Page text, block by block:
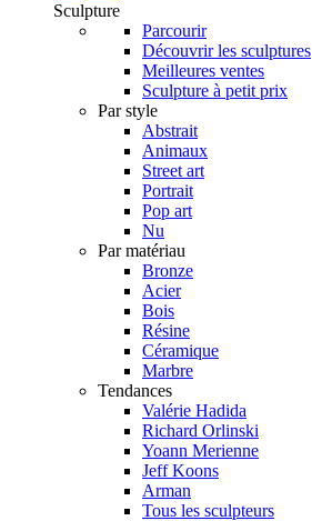
Sculpture
Parcourir
Découvrir les sculptures
Meilleures ventes
Sculpture à petit prix
Par style
Abstrait
Animaux
Street art
Portrait
Pop art
Nu
Par matériau
Bronze
Acier
Bois
Résine
Céramique
Marbre
Tendances
Valérie Hadida
Richard Orlinski
Yoann Merienne
Jeff Koons
Arman
Tous les sculpteurs